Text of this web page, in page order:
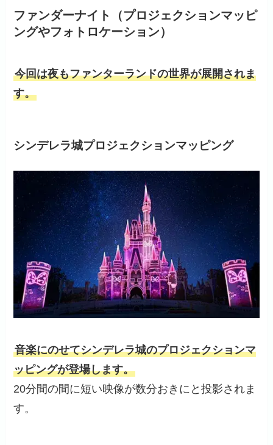
ファンダーナイト（プロジェクションマッピ
ングやフォトロケーション）
今回は夜もファンターランドの世界が展開されま
す。
シンデレラ城プロジェクションマッピング
音楽にのせてシンデレラ城のプロジェクションマ
ッピングが登場します。
20分間の間に短い映像が数分おきにと投影されま
す。